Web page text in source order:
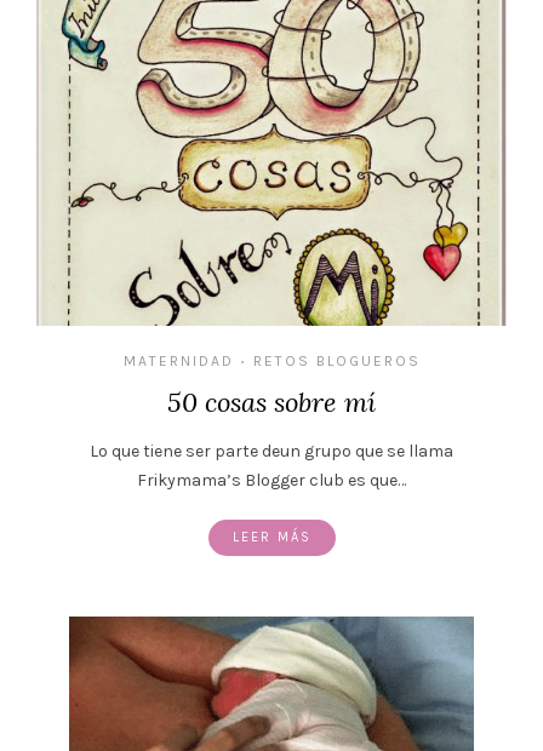
MATERNIDAD • RETOS BLOGUEROS
50 cosas sobre mí
Lo que tiene ser parte deun grupo que se llama
Frikymama’s Blogger club es que…
LEER MÁS